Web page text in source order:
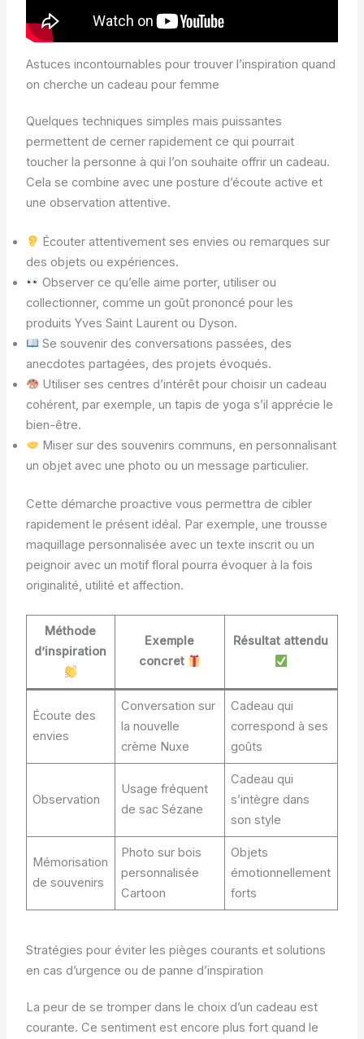
Astuces incontournables pour trouver l’inspiration quand
on cherche un cadeau pour femme
Quelques techniques simples mais puissantes
permettent de cerner rapidement ce qui pourrait
toucher la personne à qui l’on souhaite offrir un cadeau.
Cela se combine avec une posture d’écoute active et
une observation attentive.
Écouter attentivement ses envies ou remarques sur
des objets ou expériences.
Observer ce qu’elle aime porter, utiliser ou
collectionner, comme un goût prononcé pour les
produits Yves Saint Laurent ou Dyson.
Se souvenir des conversations passées, des
anecdotes partagées, des projets évoqués.
Utiliser ses centres d’intérêt pour choisir un cadeau
cohérent, par exemple, un tapis de yoga s’il apprécie le
bien-être.
Miser sur des souvenirs communs, en personnalisant
un objet avec une photo ou un message particulier.
Cette démarche proactive vous permettra de cibler
rapidement le présent idéal. Par exemple, une trousse
maquillage personnalisée avec un texte inscrit ou un
peignoir avec un motif floral pourra évoquer à la fois
originalité, utilité et affection.
Méthode
d’inspiration
Exemple
concret
Résultat attendu
Écoute des
envies
Conversation sur
la nouvelle
crème Nuxe
Cadeau qui
correspond à ses
goûts
Observation
Usage fréquent
de sac Sézane
Cadeau qui
s’intègre dans
son style
Mémorisation
de souvenirs
Photo sur bois
personnalisée
Cartoon
Objets
émotionnellement
forts
Stratégies pour éviter les pièges courants et solutions
en cas d’urgence ou de panne d’inspiration
La peur de se tromper dans le choix d’un cadeau est
courante. Ce sentiment est encore plus fort quand le